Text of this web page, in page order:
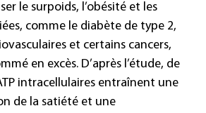
le surpoids, l’obésité et les
comme le diabète de type 2,
et certains cancers,
en excès. D’après l’étude, de
intracellulaires entraînent une
de la satiété et une